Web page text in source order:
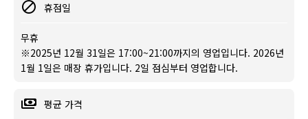
휴점일
무휴
※2025년 12월 31일은 17:00~21:00까지의 영업입니다. 2026년
1월 1일은 매장 휴가입니다. 2일 점심부터 영업합니다.
평균 가격